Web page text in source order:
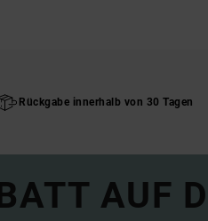
Rückgabe innerhalb von 30 Tagen
AUF